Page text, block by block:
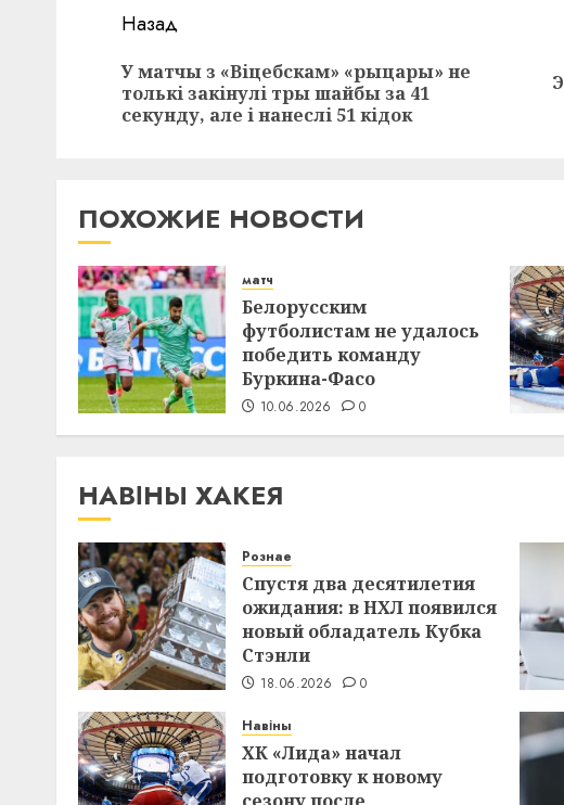
Навигация
записи
Назад
У матчы з «Віцебскам» «рыцары» не
толькі закінулі тры шайбы за 41
секунду, але і нанеслі 51 кідок
ПОХОЖИЕ НОВОСТИ
матч
Белорусским
футболистам не удалось
победить команду
Буркина-Фасо
10.06.2026 0
НАВІНЫ ХАКЕЯ
Рознае
Спустя два десятилетия
ожидания: в НХЛ появился
новый обладатель Кубка
Стэнли
18.06.2026 0
Навіны
ХК «Лида» начал
подготовку к новому